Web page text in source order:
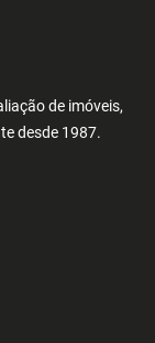
de imóveis,
desde 1987.